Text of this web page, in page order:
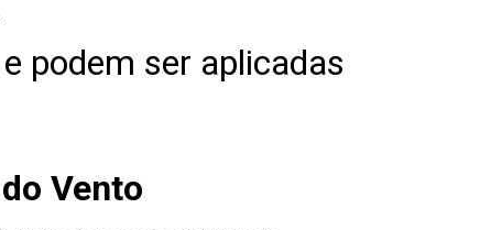
podem ser aplicadas
Vento